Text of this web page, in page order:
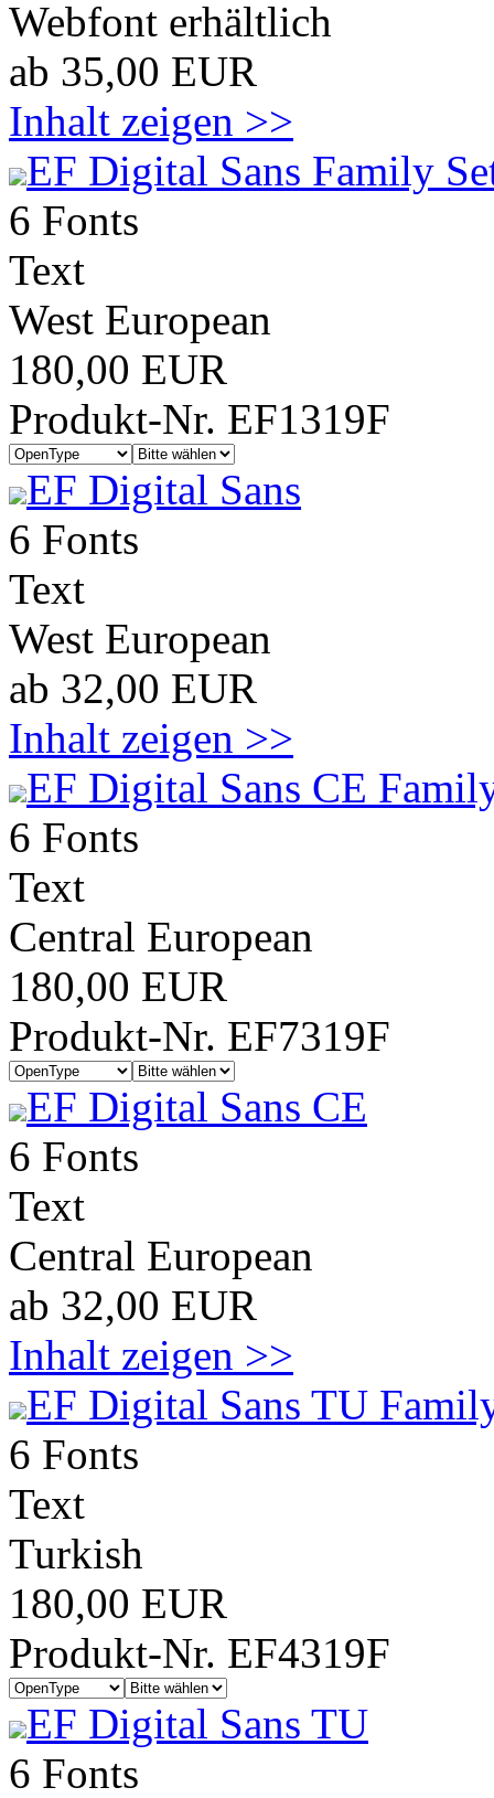
Webfont erhältlich
ab 35,00 EUR
Inhalt zeigen >>
EF Digital Sans Family
6 Fonts
Text
West European
180,00 EUR
Produkt-Nr. EF1319F
EF Digital Sans
6 Fonts
Text
West European
ab 32,00 EUR
Inhalt zeigen >>
EF Digital Sans CE
6 Fonts
Text
Central European
180,00 EUR
Produkt-Nr. EF7319F
EF Digital Sans CE
6 Fonts
Text
Central European
ab 32,00 EUR
Inhalt zeigen >>
EF Digital Sans TU
6 Fonts
Text
Turkish
180,00 EUR
Produkt-Nr. EF4319F
EF Digital Sans TU
6 Fonts